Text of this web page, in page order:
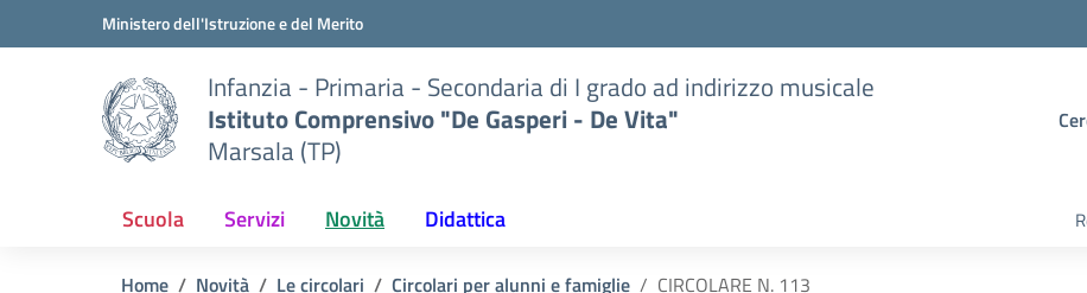
Vai ai contenuti
Vai al menu di navigazioneMinistero dell'Istruzione e del Merito
Infanzia - Primaria - Secondaria di I grado ad indirizzo musicale
Istituto Comprensivo "De Gasperi - De Vita"
Marsala (TP)
Scuola Servizi Novità Didattica
Home Novità Le circolari Circolari per alunni e famiglie CIRCOLARE N. 113